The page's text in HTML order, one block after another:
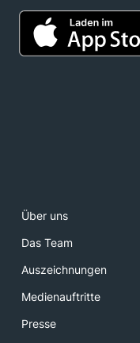
Über uns
Das Team
Auszeichnungen
Medienauftritte
Presse